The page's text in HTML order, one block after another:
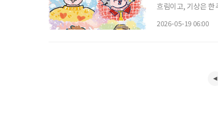
흐림이고, 기상은 한
2026-05-19 06:00